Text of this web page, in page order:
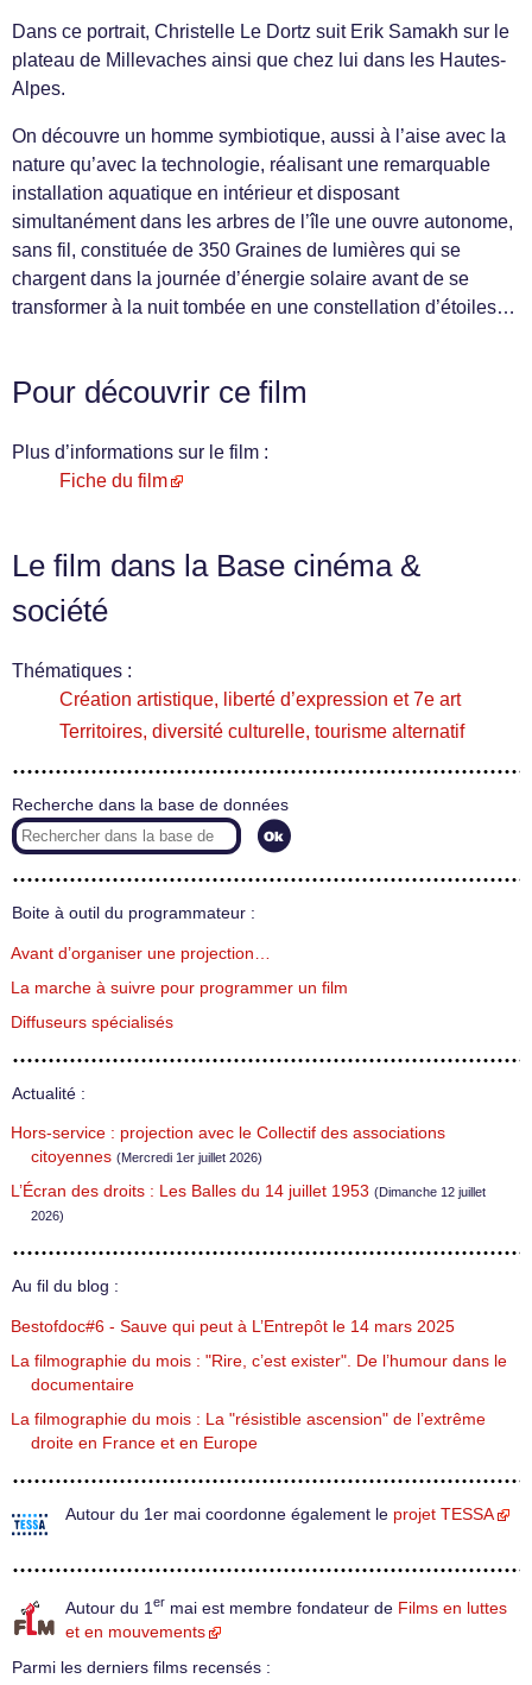
Dans ce portrait, Christelle Le Dortz suit Erik Samakh sur le
plateau de Millevaches ainsi que chez lui dans les Hautes-
Alpes.
On découvre un homme symbiotique, aussi à l’aise avec la
nature qu’avec la technologie, réalisant une remarquable
installation aquatique en intérieur et disposant
simultanément dans les arbres de l’île une ouvre autonome,
sans fil, constituée de 350 Graines de lumières qui se
chargent dans la journée d’énergie solaire avant de se
transformer à la nuit tombée en une constellation d’étoiles…
Pour découvrir ce film
Plus d’informations sur le film :
Fiche du film
Le film dans la Base cinéma &
société
Thématiques :
Création artistique, liberté d’expression et 7e art
Territoires, diversité culturelle, tourisme alternatif
Recherche dans la base de données
Boite à outil du programmateur :
Avant d’organiser une projection…
La marche à suivre pour programmer un film
Diffuseurs spécialisés
Actualité :
Hors-service : projection avec le Collectif des associations
citoyennes (Mercredi 1er juillet 2026)
L’Écran des droits : Les Balles du 14 juillet 1953 (Dimanche 12 juillet
2026)
Au fil du blog :
Bestofdoc#6 - Sauve qui peut à L’Entrepôt le 14 mars 2025
La filmographie du mois : "Rire, c’est exister". De l’humour dans le
documentaire
La filmographie du mois : La "résistible ascension" de l’extrême
droite en France et en Europe
Autour du 1er mai coordonne également le projet TESSA
Autour du 1 er mai est membre fondateur de Films en luttes
et en mouvements
Parmi les derniers films recensés :